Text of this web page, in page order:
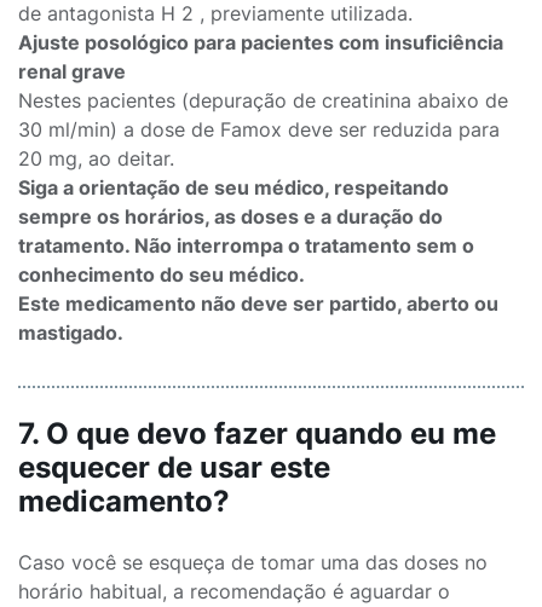
de antagonista H 2 , previamente utilizada.
Ajuste posológico para pacientes com insuficiência
renal grave
Nestes pacientes (depuração de creatinina abaixo de
30 ml/min) a dose de Famox deve ser reduzida para
20 mg, ao deitar.
Siga a orientação de seu médico, respeitando
sempre os horários, as doses e a duração do
tratamento. Não interrompa o tratamento sem o
conhecimento do seu médico.
Este medicamento não deve ser partido, aberto ou
mastigado.
7. O que devo fazer quando eu me
esquecer de usar este
medicamento?
Caso você se esqueça de tomar uma das doses no
horário habitual, a recomendação é aguardar o